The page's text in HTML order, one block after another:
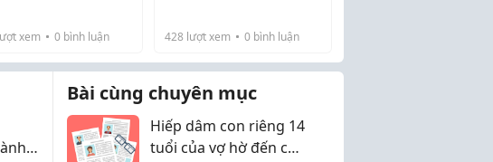
hiếp dâm
xem 0 bình luận
chiếm đoạt hơn 3,5 tỷ
đồng.
428 lượt xem 0bình luận
Bài cùng chuyên mục
Hiếp dâm con riêng 14
tuổi của vợ hờ đến có